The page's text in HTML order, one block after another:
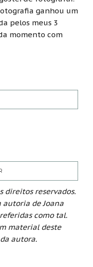
ganhou um
pelos meus 3
momento com
direitos reservados.
autoria de Joana
como tal.
material deste
autora.